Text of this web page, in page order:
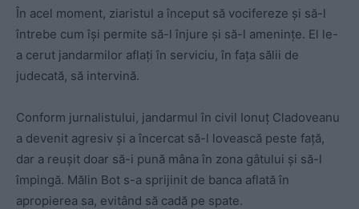
În acel moment, ziaristul a început să vocifereze şi să-l
întrebe cum îşi permite să-l înjure şi să-l amenințe. El le-
a cerut jandarmilor aflați în serviciu, în fața sălii de
judecată, să intervină.
Conform jurnalistului, jandarmul în civil Ionuț Cladoveanu
a devenit agresiv şi a încercat să-l lovească peste față,
dar a reuşit doar să-i pună mâna în zona gâtului şi să-l
împingă. Mălin Bot s-a sprijinit de banca aflată în
apropierea sa, evitând să cadă pe spate.